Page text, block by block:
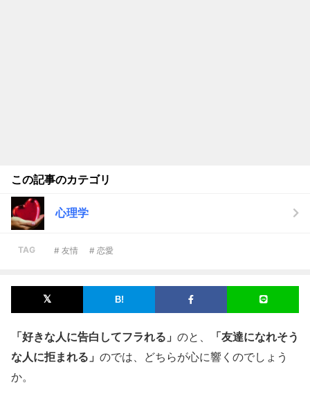
この記事のカテゴリ
心理学
TAG # 友情 # 恋愛
「好きな人に告白してフラれる」 のと、
「友達になれそう
な人に拒まれる」 のでは、どちらが心に響くのでしょう
か。